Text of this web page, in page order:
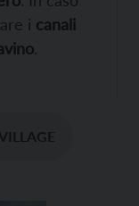
i canali
.